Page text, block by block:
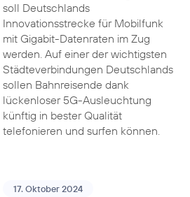
soll Deutschlands
Innovationsstrecke für Mobilfunk
mit Gigabit-Datenraten im Zug
werden. Auf einer der wichtigsten
Städteverbindungen Deutschlands
sollen Bahnreisende dank
lückenloser 5G-Ausleuchtung
künftig in bester Qualität
telefonieren und surfen können.
17. Oktober 2024